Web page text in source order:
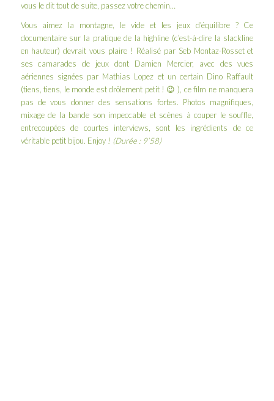
vous le dit tout de suite, passez votre chemin…
Vous aimez la montagne, le vide et les jeux d’équilibre ? Ce
documentaire sur la pratique de la highline (c’est-à-dire la slackline
en hauteur) devrait vous plaire ! Réalisé par Seb Montaz-Rossetet
ses camarades de jeux dont Damien Mercier, avec des vues
aériennes signées par Mathias Lopez et un certain Dino Raffault
(tiens, tiens, le monde est drôlement petit ! 😉 ), ce film ne manquera
pas de vous donner des sensations fortes. Photos magnifiques,
mixage de la bande son impeccable et scènes à couper le souffle,
entrecoupées de courtes interviews, sont les ingrédients de ce
véritable petit bijou. Enjoy ! (Durée : 9’58)